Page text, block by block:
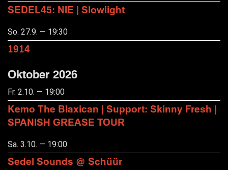
SEDEL45: NIE | Slowlight
So. 27.9. — 19:30
1914
Oktober 2026
Fr. 2.10. — 19:00
Kemo The Blaxican | Support: Skinny Fresh |
SPANISH GREASE TOUR
Sa. 3.10. — 19:00
Sedel Sounds @ Schüür